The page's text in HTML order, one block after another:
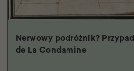
Nerwowy podróżnik?
de La Condamine